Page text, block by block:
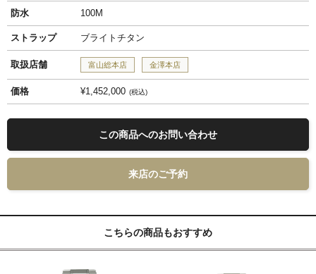
防水 100M
ストラップ ブライトチタン
取扱店舗 富山総本店 金澤本店
価格 ¥1,452,000 税込
この商品へのお問い合わせ
来店のご予約
こちらの商品もおすすめ